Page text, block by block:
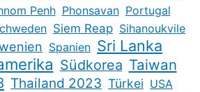
Penh Phonsavan Portugal
Siem Reap Sihanoukvile
Spanien Sri Lanka
Südkorea Taiwan
Thailand 2023 Türkei USA